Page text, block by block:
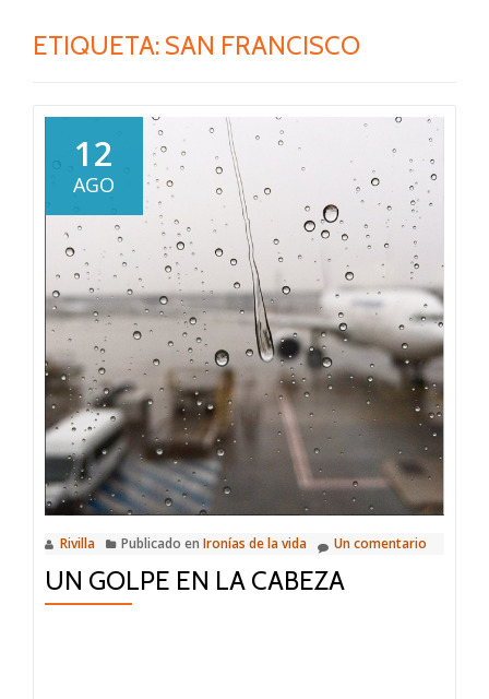
ETIQUETA: SAN FRANCISCO
12
AGO
Rivilla Publicado en Ironías de la vida Un comentario
UN GOLPE EN LA CABEZA